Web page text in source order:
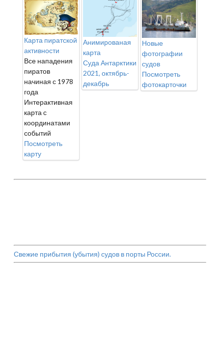
Карта пиратской
активности
Все нападения
пиратов
начиная с 1978
года
Интерактивная
карта с
координатами
событий
Посмотреть
карту
Анимированая
карта
Суда Антарктики
2021, октябрь-
декабрь
Новые
фотографии
судов
Посмотреть
фотокарточки
Свежие прибытия (убытия) судов в порты России.